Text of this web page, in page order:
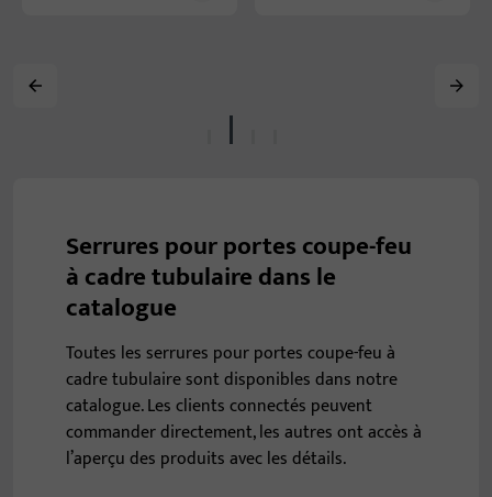
Serrures pour portes coupe-feu
à cadre tubulaire dans le
catalogue
Toutes les serrures pour portes coupe-feu à
cadre tubulaire sont disponibles dans notre
catalogue. Les clients connectés peuvent
commander directement, les autres ont accès à
l’aperçu des produits avec les détails.